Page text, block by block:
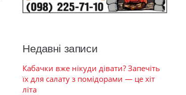
Недавні записи
Кабачки вже нікуди дівати? Запечіть
їх для салату з помідорами — це хіт
літа